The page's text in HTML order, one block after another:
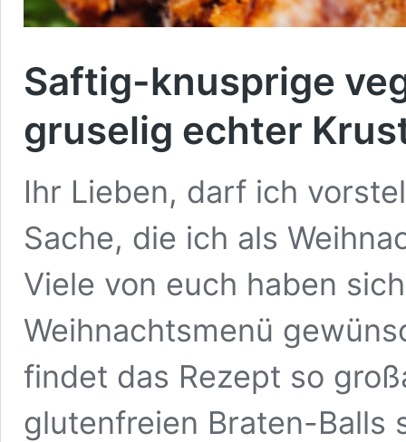
Saftig-knusprige
gruselig echter
Ihr Lieben, darf ich
Sache, die ich als
Viele von euch haben
Weihnachtsmenü
findet das Rezept so
glutenfreien Braten-Balls